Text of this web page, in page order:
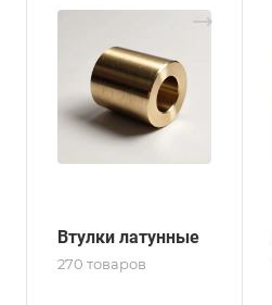
Втулки латунные
270 товаров